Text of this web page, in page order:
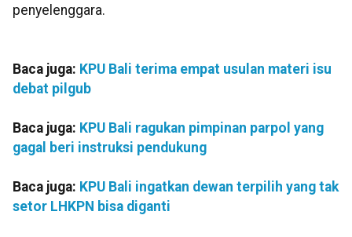
penyelenggara.
Baca juga: KPU Bali terima empat usulan materi isu
debat pilgub
Baca juga: KPU Bali ragukan pimpinan parpol yang
gagal beri instruksi pendukung
Baca juga: KPU Bali ingatkan dewan terpilih yang tak
setor LHKPN bisa diganti